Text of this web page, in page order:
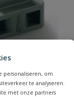
personaliseren, om
te analyseren.
met onze partners